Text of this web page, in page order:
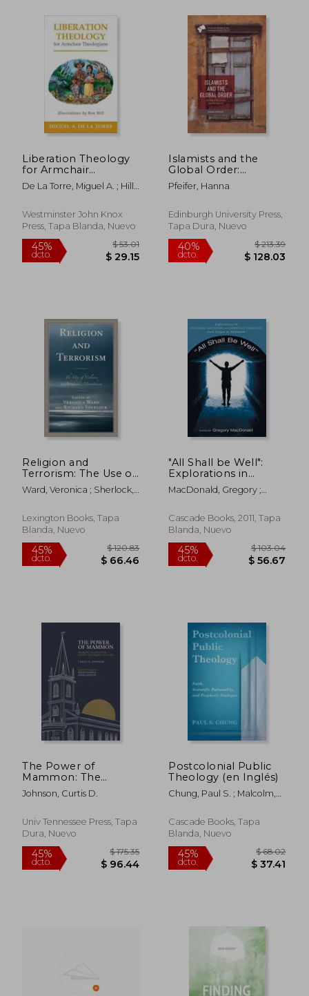
45% 45%
dcto.
Liberation Theology
for Armchair
Theologians (en
Inglés)
De La Torre, Miguel A. ; Hill,
Westminster John Knox
Press, Tapa Blanda, Nuevo
45%
Islamists and the
Global Order:
Between Resistance
and Recognition (en
Pfeifer, Hanna
Edinburgh University Press,
Tapa Dura, Nuevo
40%
Religion and
Terrorism: The Use of
Violence in
Abrahamic
Inglés)
Ward, Veronica ; Sherlock,
Lexington Books, Tapa
Blanda, Nuevo
45%
dcto.
"All Shall be Well":
Explorations in
Universal Salvation
and Christian
Origen to Moltmann
(en Inglés)
MacDonald, Gregory ;
Cascade Books, 2011, Tapa
Blanda, Nuevo
45%
dcto. $
The Power of
Mammon: The
Market,
Secularization, and
1790-1922 (en Inglés)
Johnson, Curtis D.
Univ Tennessee Press, Tapa
Dura, Nuevo
Postcolonial Public
Theology (en Inglés)
Chung, Paul S. ; Malcolm,
Cascade Books, Tapa
Blanda, Nuevo